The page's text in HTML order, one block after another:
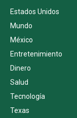
Estados Unidos
Mundo
México
Entretenimiento
Dinero
Salud
Tecnología
Texas